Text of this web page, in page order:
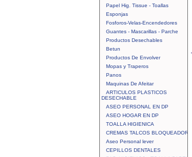
Papel Hig. Tissue - Toallas
Esponjas
Fosforos-Velas-Encendedores
Guantes - Mascarillas - Parche
Productos Desechables
Betun
Productos De Envolver
Mopas y Traperos
Panos
Maquinas De Afeitar
ARTICULOS PLASTICOS
DESECHABLE
ASEO PERSONAL EN DP
ASEO HOGAR EN DP
TOALLA HIGIENICA
CREMAS TALCOS BLOQUEADOR
Aseo Personal lever
CEPILLOS DENTALES